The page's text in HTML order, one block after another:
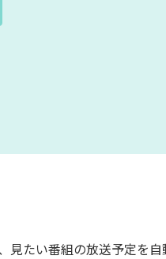
たい番組の放送予定を自